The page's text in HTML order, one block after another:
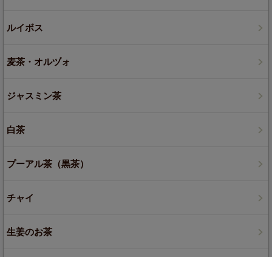
ルイボス
麦茶・オルヅォ
ジャスミン茶
白茶
プーアル茶（黒茶）
チャイ
生姜のお茶